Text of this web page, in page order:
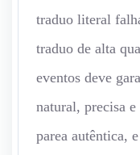
traduo literal
traduo de alta
eventos deve
natural, precisa
parea autêntica,